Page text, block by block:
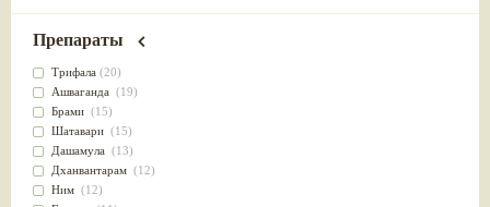
для почек(28)
Слабительное (28)
Афродизиак(27)
Напитки(27)
Для йоги (27)
Для потенции(26)
Для душа(25)
для концентрации внимания
при нарушении эрекции
Vyas(20)
Kerala Ayurveda
(19)
Organic India pvt ltd
Lalita(16)
Ashtang Herbals
Alarsin(14)
Vasu Health care
Baraka(13)
Dabur India Ltd
Препараты
Трифала (20)
Ашваганда (19)
Брами (15)
Шатавари (15)
Дашамула (13)
Дханвантарам (12)
Ним (12)